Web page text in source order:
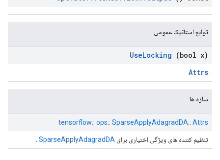
توابع استاتیک عمومی
UseLocking (bool x)
Attrs
سازه ها
tensorflow:: ops:: SparseApplyAdagradDA:: Attrs
تنظیم کننده های ویژگی اختیاری برای SparseApplyAdagradDA